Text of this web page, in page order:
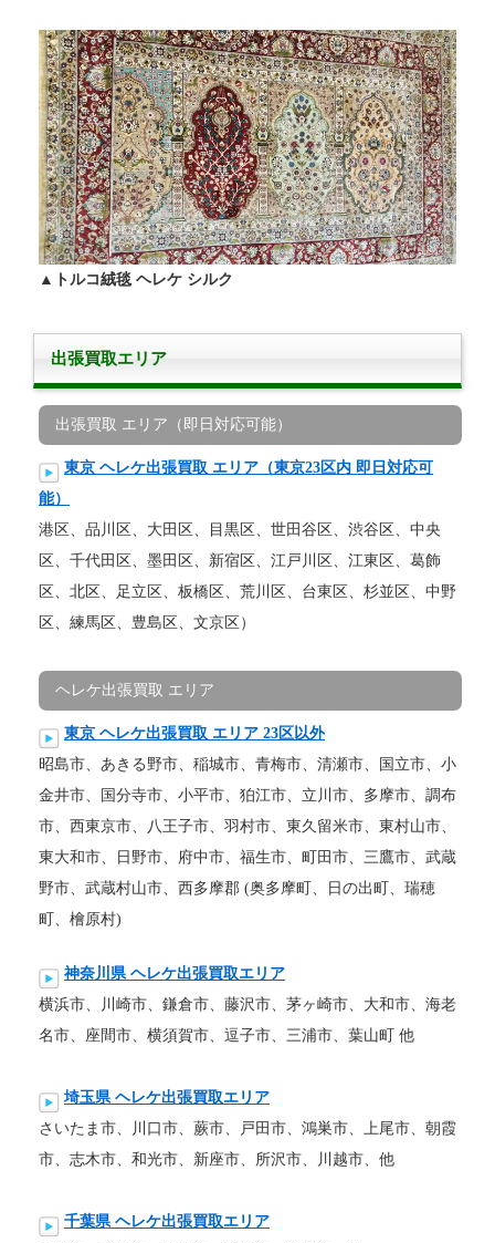
▲トルコ絨毯 ヘレケ シルク
出張買取エリア
出張買取 エリア（即日対応可能）
東京 ヘレケ出張買取 エリア（東京23区内 即日対応可
能）
港区、品川区、大田区、目黒区、世田谷区、渋谷区、中央
区、千代田区、墨田区、新宿区、江戸川区、江東区、葛飾
区、北区、足立区、板橋区、荒川区、台東区、杉並区、中野
区、練馬区、豊島区、文京区）
ヘレケ出張買取 エリア
東京 ヘレケ出張買取 エリア 23区以外
昭島市、あきる野市、稲城市、青梅市、清瀬市、国立市、小
金井市、国分寺市、小平市、狛江市、立川市、多摩市、調布
市、西東京市、八王子市、羽村市、東久留米市、東村山市、
東大和市、日野市、府中市、福生市、町田市、三鷹市、武蔵
野市、武蔵村山市、西多摩郡 (奥多摩町、日の出町、瑞穂
町、檜原村)
神奈川県 ヘレケ出張買取エリア
横浜市、川崎市、鎌倉市、藤沢市、茅ヶ崎市、大和市、海老
名市、座間市、横須賀市、逗子市、三浦市、葉山町 他
埼玉県 ヘレケ出張買取エリア
さいたま市、川口市、蕨市、戸田市、鴻巣市、上尾市、朝霞
市、志木市、和光市、新座市、所沢市、川越市、他
千葉県 ヘレケ出張買取エリア